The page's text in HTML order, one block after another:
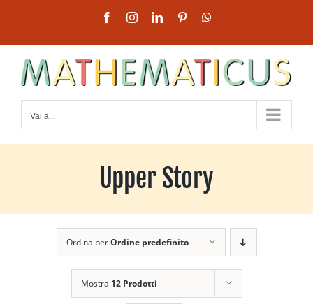
contenuto
FacebookInstagramLinkedInPinterest
Vai a...
Upper Story
Ordina perOrdine predefinito
Mostra 12 Prodotti